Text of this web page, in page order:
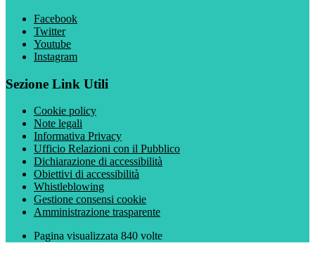
Facebook
Twitter
Youtube
Instagram
Sezione Link Utili
Cookie policy
Note legali
Informativa Privacy
Ufficio Relazioni con il Pubblico
Dichiarazione di accessibilità
Obiettivi di accessibilità
Whistleblowing
Gestione consensi cookie
Amministrazione trasparente
Pagina visualizzata 840 volte